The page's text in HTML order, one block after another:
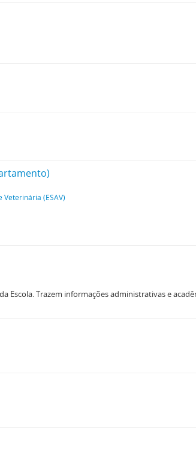
(ESAV)
Trazem informações administrativas e